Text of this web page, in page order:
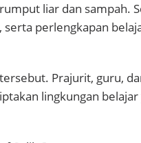
liar dan sampah.
perlengkapan
Prajurit, guru,
lingkungan belajar